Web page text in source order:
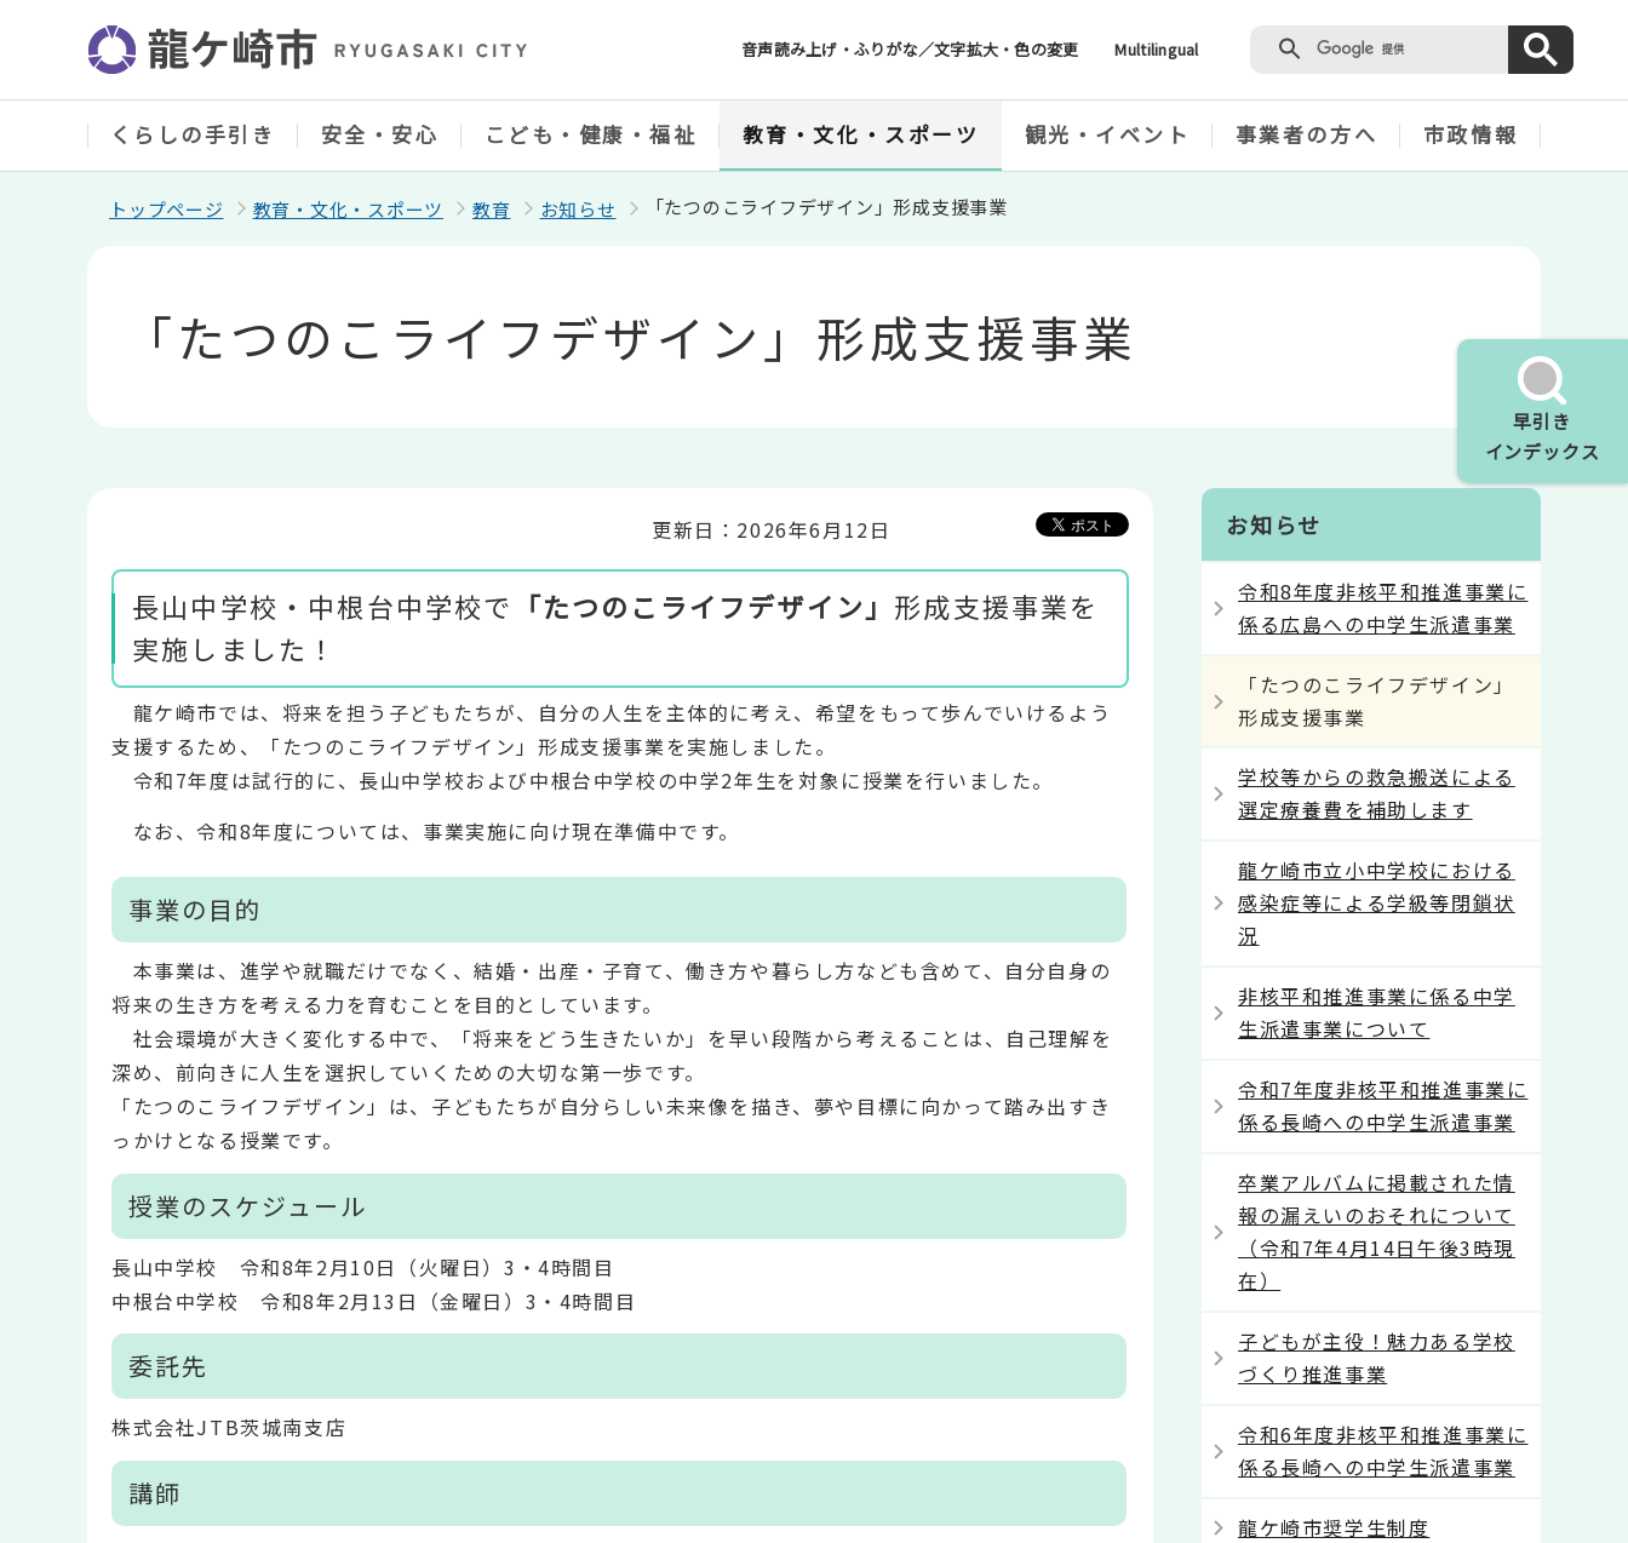
ジ
音声読み上げ・ふりがな／文字拡大・色の変更 Multilingual
早引き
インデックス
くらしの手引き 安全・安心 こども・健康・福祉 教育・文化・スポーツ 観光・イベント 事業者の方へ 市政情報
トップページ 教育・文化・スポーツ 教育 お知らせ 「たつのこライフデザイン」形成支援事業
「たつのこライフデザイン」形成支援事業
更新日：2026年6月12日
長山中学校・中根台中学校で 「たつのこライフデザイン」 形成支援事業を
実施しました！
龍ケ崎市では、将来を担う子どもたちが、自分の人生を主体的に考え、希望をもって歩んでいけるよう
支援するため、「たつのこライフデザイン」形成支援事業を実施しました。
令和7年度は試行的に、長山中学校および中根台中学校の中学2年生を対象に授業を行いました。
なお、令和8年度については、事業実施に向け現在準備中です。
事業の目的
本事業は、進学や就職だけでなく、結婚・出産・子育て、働き方や暮らし方なども含めて、自分自身の
将来の生き方を考える力を育むことを目的としています。
社会環境が大きく変化する中で、「将来をどう生きたいか」を早い段階から考えることは、自己理解を
深め、前向きに人生を選択していくための大切な第一歩です。
「たつのこライフデザイン」は、子どもたちが自分らしい未来像を描き、夢や目標に向かって踏み出すき
っかけとなる授業です。
授業のスケジュール
長山中学校 令和8年2月10日（火曜日）3・4時間目
中根台中学校 令和8年2月13日（金曜日）3・4時間目
委託先
株式会社JTB茨城南支店
講師
お知らせ
令和8年度非核平和推進事業に
係る広島への中学生派遣事業
「たつのこライフデザイン」
形成支援事業
学校等からの救急搬送による
選定療養費を補助します
龍ケ崎市立小中学校における
感染症等による学級等閉鎖状
況
非核平和推進事業に係る中学
生派遣事業について
令和7年度非核平和推進事業に
係る長崎への中学生派遣事業
卒業アルバムに掲載された情
報の漏えいのおそれについて
（令和7年4月14日午後3時現
在）
子どもが主役！魅力ある学校
づくり推進事業
令和6年度非核平和推進事業に
係る長崎への中学生派遣事業
龍ケ崎市奨学生制度